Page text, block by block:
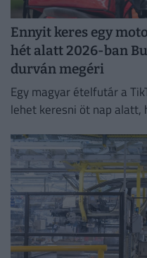
Ennyit keres egy
hét alatt 2026-ban
durván megéri
Egy magyar ételfutár a
lehet keresni öt nap alatt,